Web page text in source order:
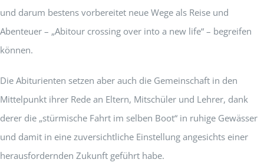
und darum bestens vorbereitet neue Wege als Reise und
Abenteuer – „Abitour crossing over into a new life“ – begreifen
können.
Die Abiturienten setzen aber auch die Gemeinschaft in den
Mittelpunkt ihrer Rede an Eltern, Mitschüler und Lehrer, dank
derer die „stürmische Fahrt im selben Boot“ in ruhige Gewässer
und damit in eine zuversichtliche Einstellung angesichts einer
herausfordernden Zukunft geführt habe.